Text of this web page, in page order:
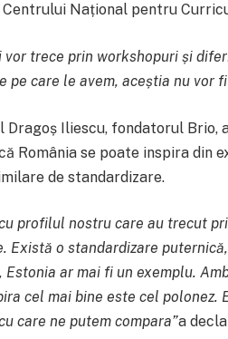
Național pentru
vor trece prin workshopuri și
pe care le avem, aceștia nu vor
Dragoș Iliescu, fondatorul
România se poate inspira
de standardizare.
profilul nostru care au trecut
Există o standardizare
Estonia ar mai fi un exemplu.
cel mai bine este cel polonez.
care ne putem compara”a